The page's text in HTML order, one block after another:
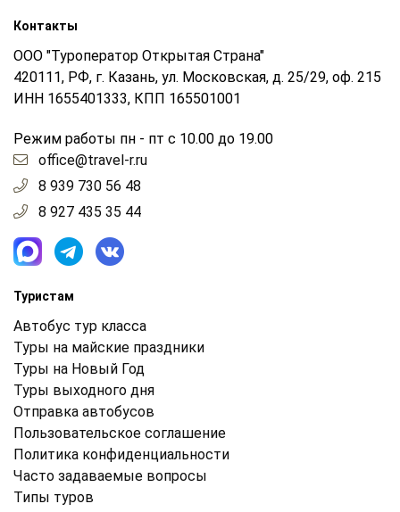
Контакты
ООО "Туроператор Открытая Страна"
420111, РФ, г. Казань, ул. Московская, д. 25/29, оф. 215
ИНН 1655401333, КПП 165501001
Режим работы пн - пт с 10.00 до 19.00
office@travel-r.ru
8 939 730 56 48
8 927 435 35 44
Туристам
Автобус тур класса
Туры на майские праздники
Туры на Новый Год
Туры выходного дня
Отправка автобусов
Пользовательское соглашение
Политика конфиденциальности
Часто задаваемые вопросы
Типы туров